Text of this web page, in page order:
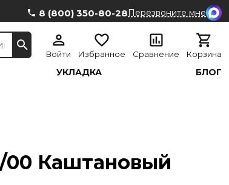
8 (800) 350-80-28Перезвоните мне
Войти Избранное Сравнение Корзина
УКЛАДКА БЛОГ
00 Каштановый